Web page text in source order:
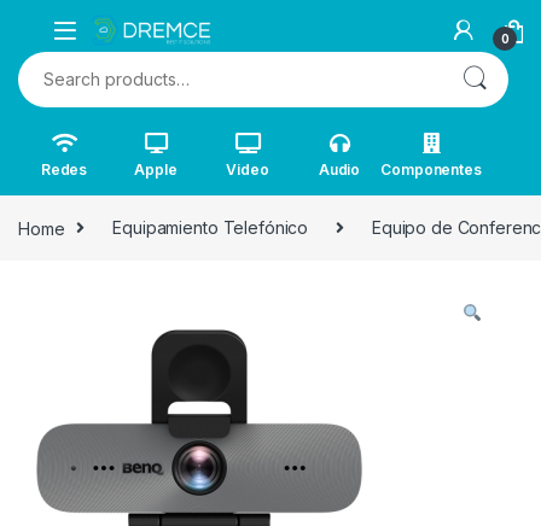
0
Search for:
Redes Apple Video Audio Componentes
Home Equipamiento Telefónico Equipo de